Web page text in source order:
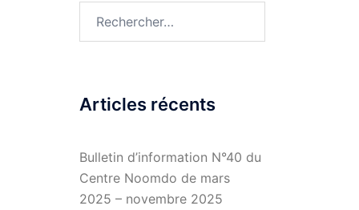
Articles récents
Bulletin d’information N°40 du
Centre Noomdo de mars
2025 – novembre 2025